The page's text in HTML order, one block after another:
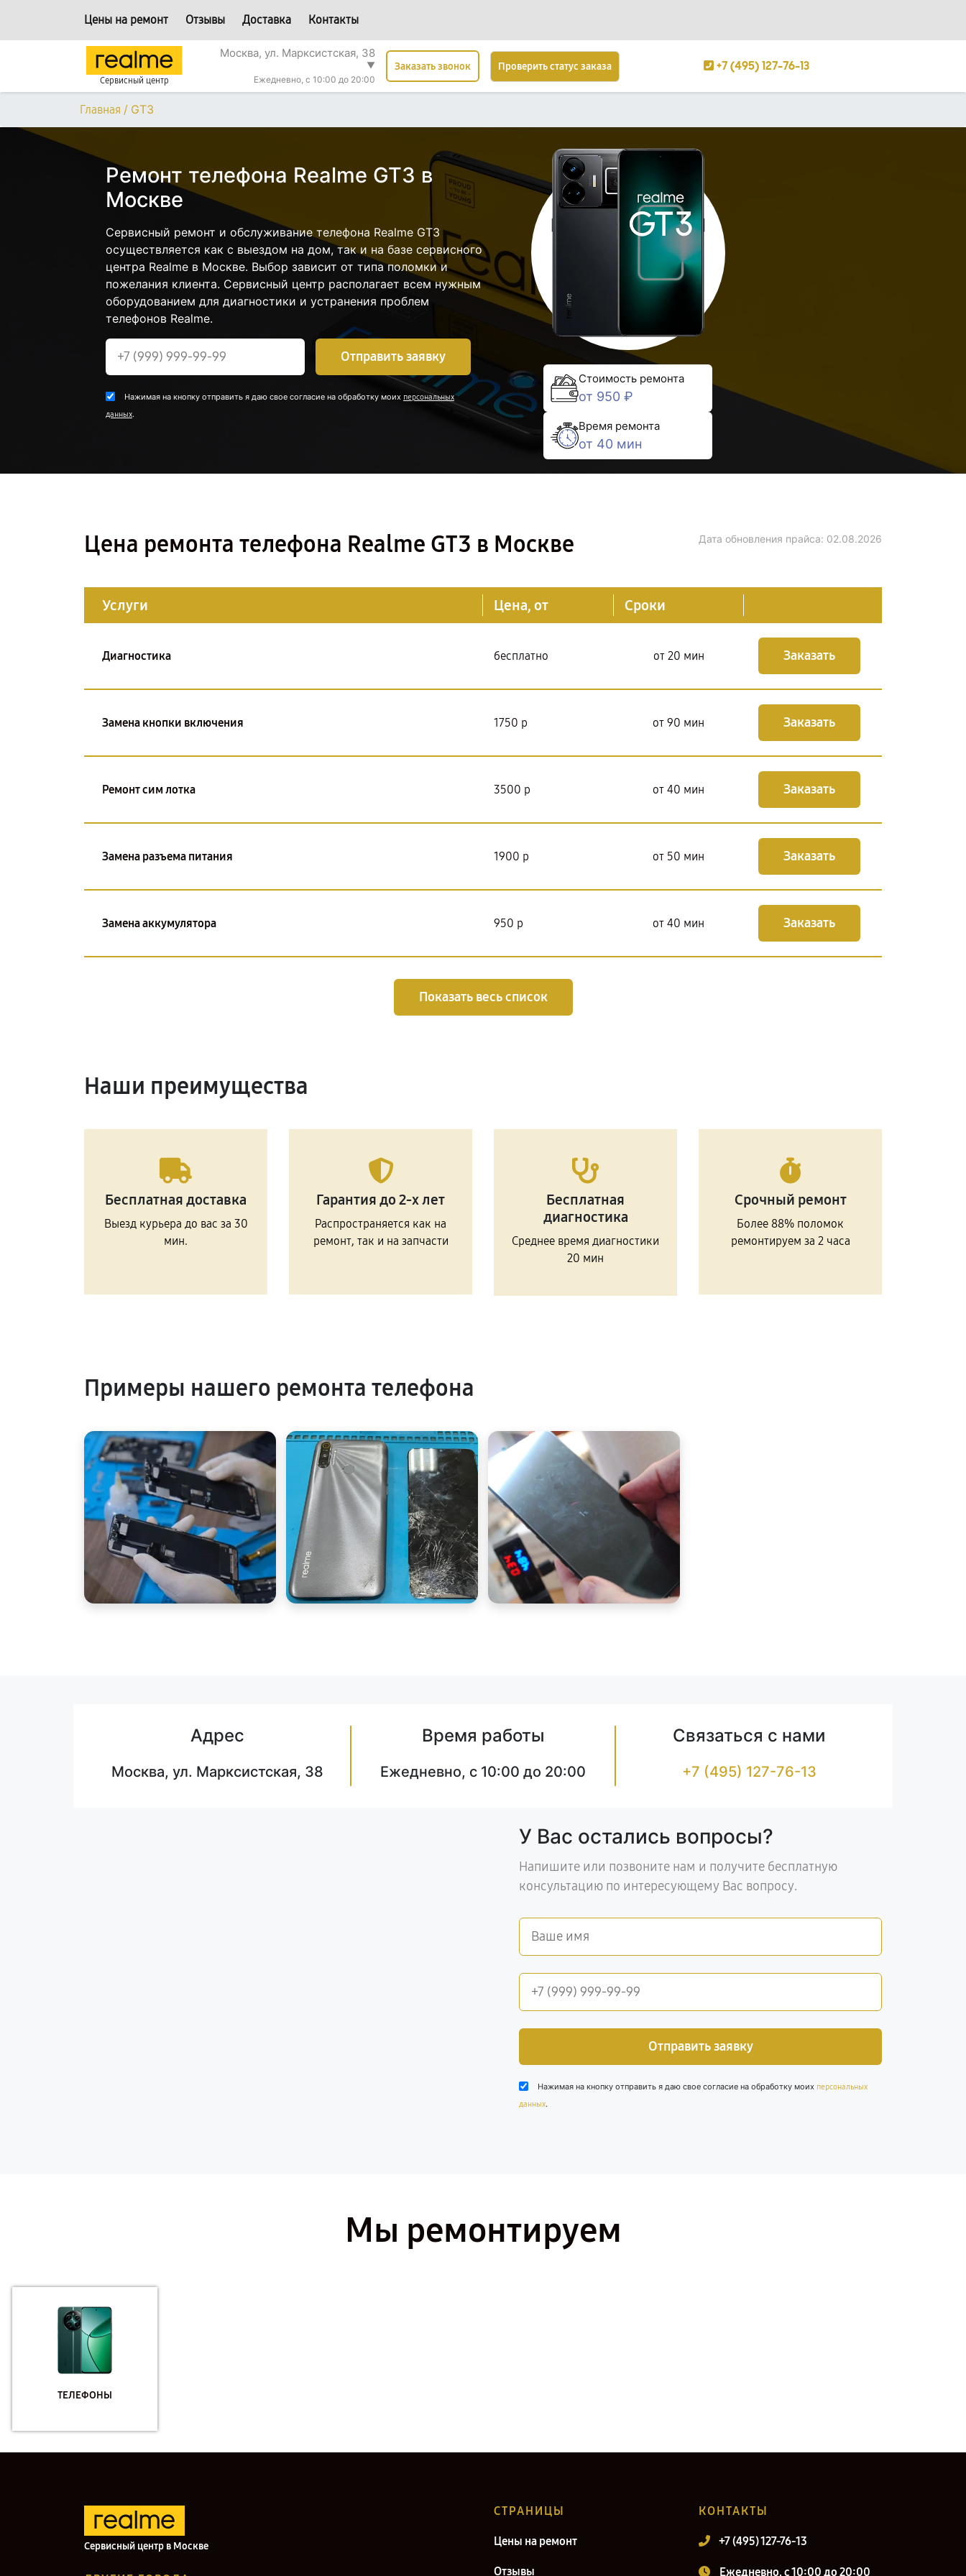
Цены на ремонт Отзывы Доставка Контакты
Сервисный центр
Москва, ул. Марксистская, 38
▼
Ежедневно, с 10:00 до 20:00
Заказать звонок Проверить статус заказа +7 (495) 127-76-13
Главная / GT3
Ремонт телефона Realme GT3 в
Москве
Сервисный ремонт и обслуживание телефона Realme GT3
осуществляется как с выездом на дом, так и на базе сервисного
центра Realme в Москве. Выбор зависит от типа поломки и
пожелания клиента. Сервисный центр располагает всем нужным
оборудованием для диагностики и устранения проблем
телефонов Realme.
Отправить заявку
Нажимая на кнопку отправить я даю свое согласие на обработку моих персональных
данных.
Стоимость ремонта
от 950 ₽
Время ремонта
от 40 мин
Цена ремонта телефона Realme GT3 в Москве Дата обновления прайса: 02.08.2026
Услуги Цена, от Сроки
Диагностика бесплатно от 20 мин Заказать
Замена кнопки включения 1750 р от 90 мин Заказать
Ремонт сим лотка 3500 р от 40 мин Заказать
Замена разъема питания 1900 р от 50 мин Заказать
Замена аккумулятора 950 р от 40 мин Заказать
Показать весь список
Наши преимущества
Бесплатная доставка
Выезд курьера до вас за 30
мин.
Гарантия до 2-х лет
Распространяется как на
ремонт, так и на запчасти
Бесплатная
диагностика
Среднее время диагностики
20 мин
Срочный ремонт
Более 88% поломок
ремонтируем за 2 часа
Примеры нашего ремонта телефона
Адрес
Москва, ул. Марксистская, 38
Время работы
Ежедневно, с 10:00 до 20:00
Связаться с нами
+7 (495) 127-76-13
У Вас остались вопросы?
Напишите или позвоните нам и получите бесплатную
консультацию по интересующему Вас вопросу.
Отправить заявку
Нажимая на кнопку отправить я даю свое согласие на обработку моих персональных
данных.
Мы ремонтируем
ТЕЛЕФОНЫ
Сервисный центр в Москве
СТРАНИЦЫ
Цены на ремонт
Отзывы
КОНТАКТЫ
+7 (495) 127-76-13
Ежедневно, с 10:00 до 20:00